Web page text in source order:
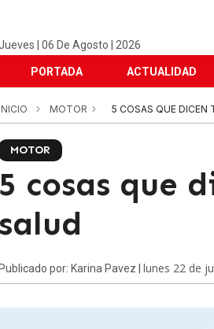
| 06 De Agosto | 2026
PORTADA ACTUALIDAD
INICIO MOTOR 5 COSAS QUE DICEN
MOTOR
5 cosas que
salud
Publicado por: Karina Pavez | lunes 22 de